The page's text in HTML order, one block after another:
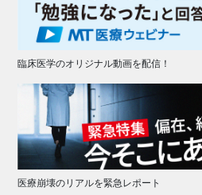
臨床医学のオリジナル動画を配信！
医療崩壊のリアルを緊急レポート